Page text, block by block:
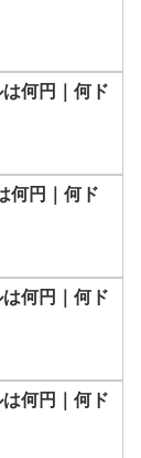
何円｜何ド
何円｜何ド
何円｜何ド
何円｜何ド